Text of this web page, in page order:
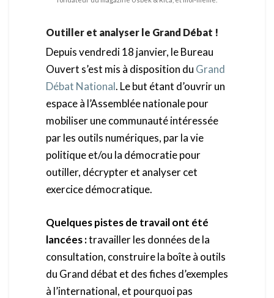
Outiller et analyser le Grand Débat !
Depuis vendredi 18 janvier, le Bureau
Ouvert s’est mis à disposition du Grand
Débat National. Le but étant d’ouvrir un
espace à l’Assemblée nationale pour
mobiliser une communauté intéressée
par les outils numériques, par la vie
politique et/ou la démocratie pour
outiller, décrypter et analyser cet
exercice démocratique.
Quelques pistes de travail ont été
lancées :travailler les données de la
consultation, construire la boîte à outils
du Grand débat et des fiches d’exemples
à l’international, et pourquoi pas